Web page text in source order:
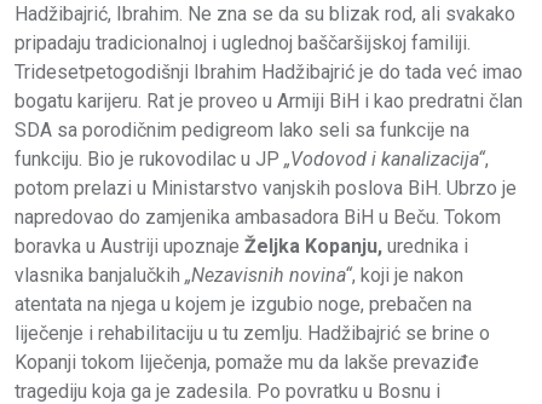
Hadžibajrić, Ibrahim. Ne zna se da su blizak rod, ali svakako
pripadaju tradicionalnoj i uglednoj baščaršijskoj familiji.
Tridesetpetogodišnji Ibrahim Hadžibajrić je do tada već imao
bogatu karijeru. Rat je proveo u Armiji BiH i kao predratni član
SDA sa porodičnim pedigreom lako seli sa funkcije na
funkciju. Bio je rukovodilac u JP „Vodovod i kanalizacija“,
potom prelazi u Ministarstvo vanjskih poslova BiH. Ubrzo je
napredovao do zamjenika ambasadora BiH u Beču. Tokom
boravka u Austriji upoznaje Željka Kopanju, urednika i
vlasnika banjalučkih „Nezavisnih novina“, koji je nakon
atentata na njega u kojem je izgubio noge, prebačen na
liječenje i rehabilitaciju u tu zemlju. Hadžibajrić se brine o
Kopanji tokom liječenja, pomaže mu da lakše prevaziđe
tragediju koja ga je zadesila. Po povratku u Bosnu i